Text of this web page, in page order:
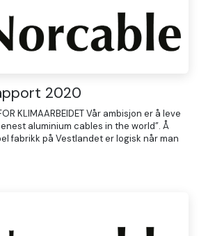
2020
KLIMAARBEIDET Vår ambisjon er å leve
aluminium cables in the world”. Å
fabrikk på Vestlandet er logisk når man